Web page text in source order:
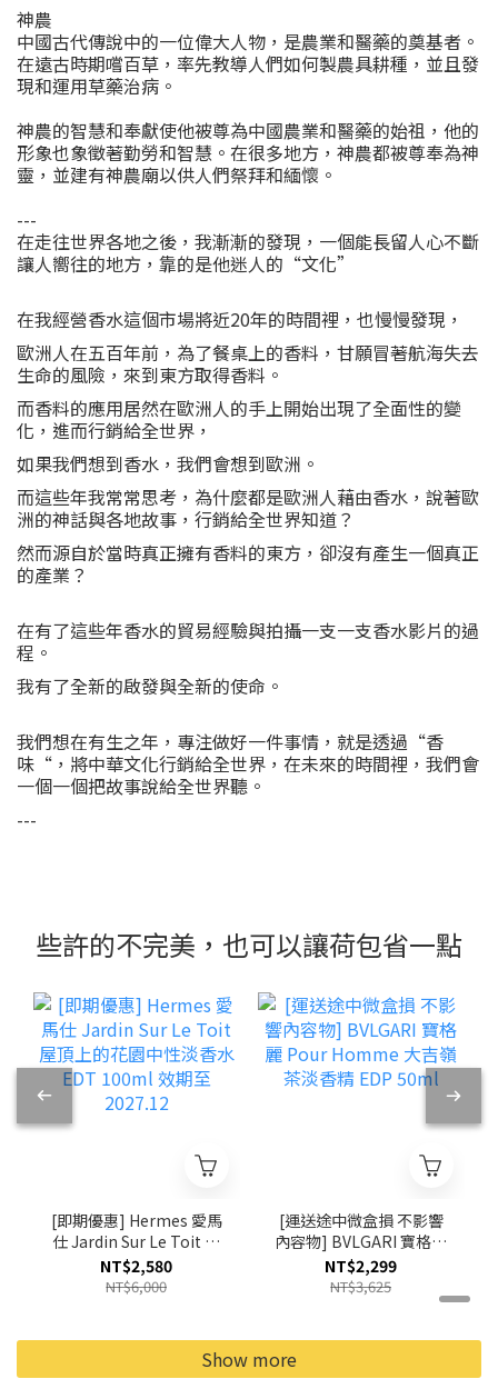
神農
中國古代傳說中的一位偉大人物，是農業和醫藥的奠基者。
在遠古時期嚐百草，率先教導人們如何製農具耕種，並且發
現和運用草藥治病。
神農的智慧和奉獻使他被尊為中國農業和醫藥的始祖，他的
形象也象徵著勤勞和智慧。在很多地方，神農都被尊奉為神
靈，並建有神農廟以供人們祭拜和緬懷。
---
在走往世界各地之後，我漸漸的發現，一個能長留人心不斷
讓人嚮往的地方，靠的是他迷人的“文化”
在我經營香水這個市場將近20年的時間裡，也慢慢發現，
歐洲人在五百年前，為了餐桌上的香料，甘願冒著航海失去
生命的風險，來到東方取得香料。
而香料的應用居然在歐洲人的手上開始出現了全面性的變
化，進而行銷給全世界，
如果我們想到香水，我們會想到歐洲。
而這些年我常常思考，為什麼都是歐洲人藉由香水，說著歐
洲的神話與各地故事，行銷給全世界知道？
然而源自於當時真正擁有香料的東方，卻沒有產生一個真正
的產業？
在有了這些年香水的貿易經驗與拍攝一支一支香水影片的過
程。
我有了全新的啟發與全新的使命。
我們想在有生之年，專注做好一件事情，就是透過“香
味“，將中華文化行銷給全世界，在未來的時間裡，我們會
一個一個把故事說給全世界聽。
---
些許的不完美，也可以讓荷包省一點
[即期優惠] Hermes 愛馬
仕 Jardin Sur Le Toit 屋
頂上的花園中性淡香水
EDT 100ml 效期至
NT$2,580
NT$6,000
[運送途中微盒損 不影響
內容物] BVLGARI 寶格麗
Pour Homme 大吉嶺茶
淡香精 EDP 50ml
NT$2,299
NT$3,625
Show more